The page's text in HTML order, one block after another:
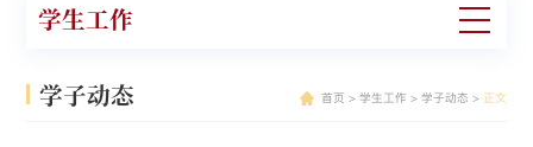
学生工作
学子动态 首页 > 学生工作 > 学子动态 > 正文